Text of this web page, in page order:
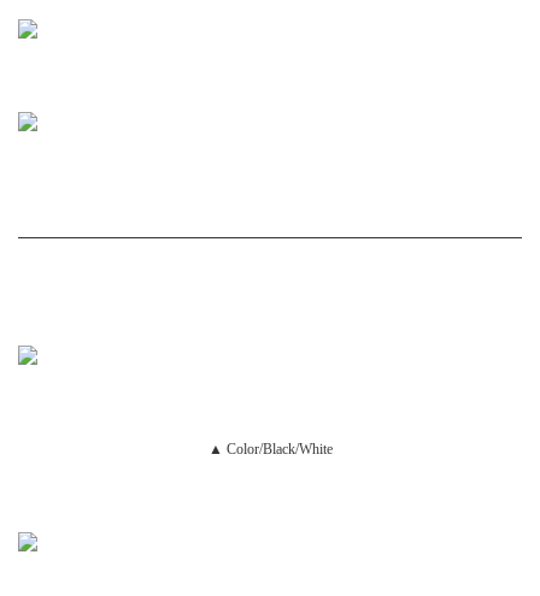
▲ Color/Black/White